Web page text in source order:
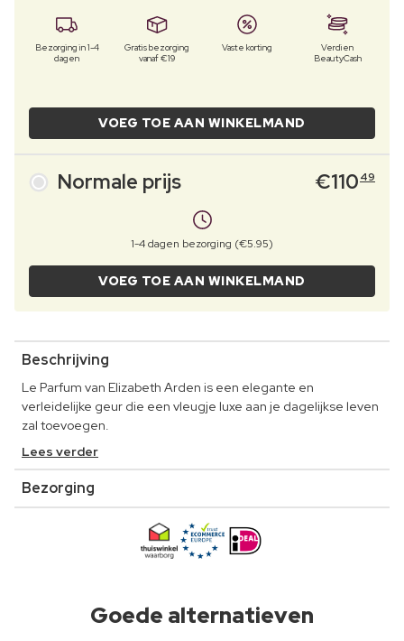
Bezorging in 1-4
dagen
Gratis bezorging
vanaf €19
Vaste korting
Verdien
BeautyCash
VOEG TOE AAN WINKELMAND
Normale prijs €110 49
1-4 dagen bezorging (€5.95)
VOEG TOE AAN WINKELMAND
Beschrijving
Le Parfum van Elizabeth Arden is een elegante en
verleidelijke geur die een vleugje luxe aan je dagelijkse leven
zal toevoegen.
Lees verder
Bezorging
Goede alternatieven